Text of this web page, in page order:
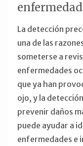
La detección
una de las
someterse a
enfermedades
que ya han
ojo, y la
prevenir daños
puede ayudar a
enfermedades e